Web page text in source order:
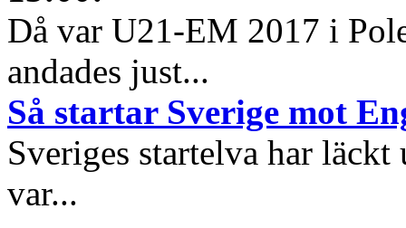
Då var U21-EM 2017 i
andades just...
Så startar Sverige mot
Sveriges startelva har
var...